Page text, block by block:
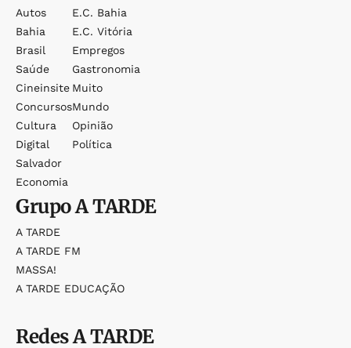
Autos
Bahia
Brasil
Saúde
Cineinsite
Concursos
Cultura
Digital
Salvador
Economia
E.c. Bahia
E.c. Vitória
Empregos
Gastronomia
Muito
Mundo
Opinião
Política
GrupoA TARDE
A TARDE
A TARDE FM
MASSA!
A TARDE EDUCAÇÃO
RedesA TARDE